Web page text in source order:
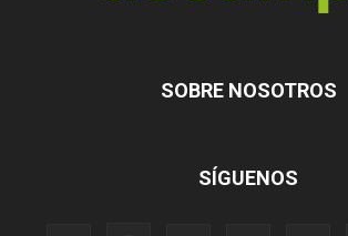
SOBRE NOSOTROS
SÍGUENOS